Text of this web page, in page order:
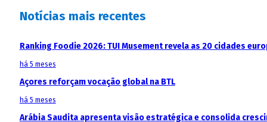
Notícias mais recentes
Ranking Foodie 2026: TUI Musement revela as 20 cidades
há 5 meses
Açores reforçam vocação global na BTL
há 5 meses
Arábia Saudita apresenta visão estratégica e consolida